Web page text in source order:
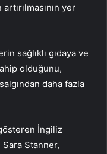
yer
sağlıklı gıdaya ve
olduğunu,
daha fazla
İngiliz
Sara Stanner,